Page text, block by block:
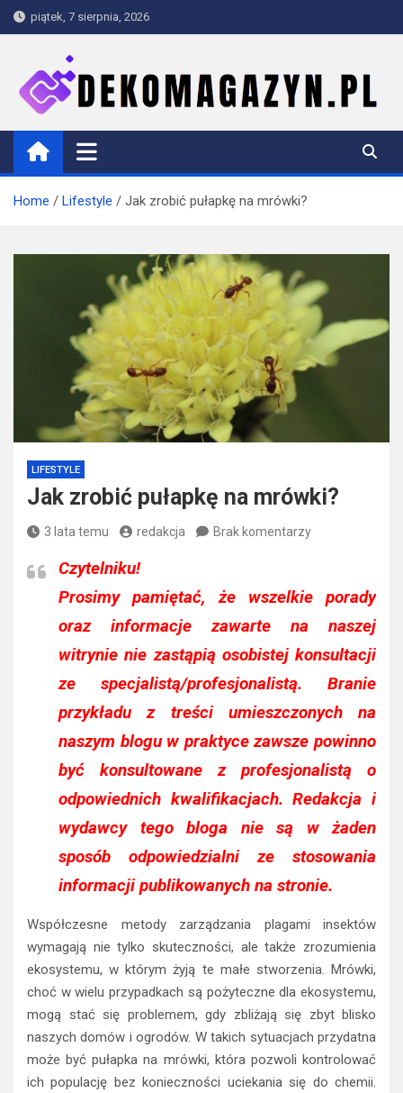
Skip
to
piątek, 7 sierpnia, 2026
dekomagazyn.pl
Blog
Home Lifestyle Jak zrobić pułapkę na mrówki?
LIFESTYLE
Jak zrobić pułapkę na mrówki?
3 lata temu redakcja Brak komentarzy
Czytelniku!
Prosimy pamiętać, że wszelkie porady
oraz informacje zawarte na naszej
witrynie nie zastąpią osobistej konsultacji
ze specjalistą/profesjonalistą. Branie
przykładu z treści umieszczonych na
naszym blogu w praktyce zawsze powinno
być konsultowane z profesjonalistą o
odpowiednich kwalifikacjach. Redakcja i
wydawcy tego bloga nie są w żaden
sposób odpowiedzialni ze stosowania
informacji publikowanych na stronie.
Współczesne metody zarządzania plagami insektów
wymagają nie tylko skuteczności, ale także zrozumienia
ekosystemu, w którym żyją te małe stworzenia. Mrówki,
choć w wielu przypadkach są pożyteczne dla ekosystemu,
mogą stać się problemem, gdy zbliżają się zbyt blisko
naszych domów i ogrodów. W takich sytuacjach przydatna
może być pułapka na mrówki, która pozwoli kontrolować
ich populację bez konieczności uciekania się do chemii.